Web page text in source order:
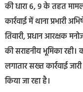
की धारा 6, 9 के तहत
कार्रवाई में थाना प्रभारी
तिवारी, प्रधान आरक्षक
की सराहनीय भूमिका
लगातार सख्त कार्रवाई
किया जा रहा है।